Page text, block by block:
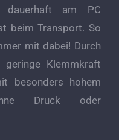
am PC
beim Transport. So
mit dabei! Durch
Klemmkraft
besonders hohem
Druck oder